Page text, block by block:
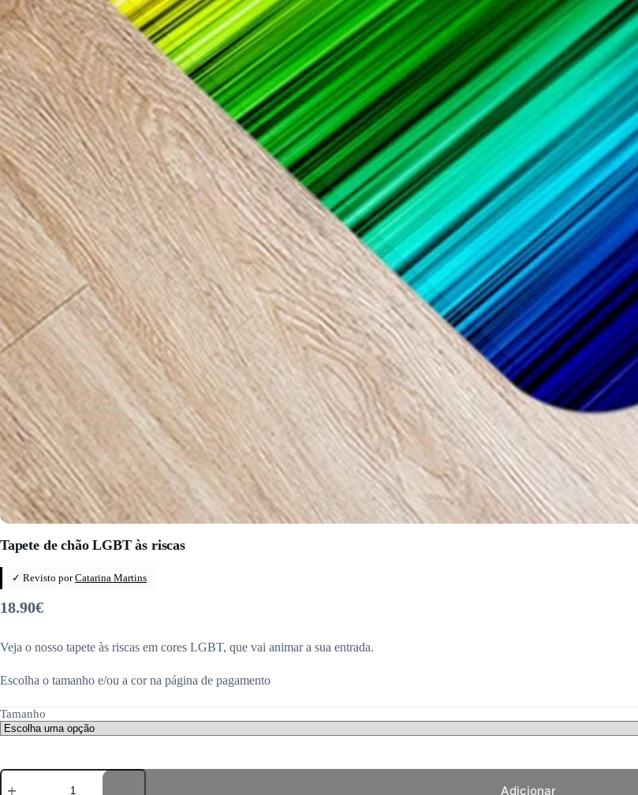
Tapete de chão LGBT às riscas
✓ Revisto porCatarina Martins
18.90€
Veja o nosso tapete às riscas em cores LGBT, que vai animar a sua entrada.
Escolha o tamanho e/ou a cor na página de pagamento
Tamanho
Quantidade
de
Adicionar